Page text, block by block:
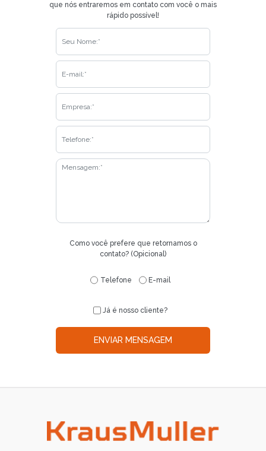
que nós entraremos em contato com você o mais
rápido possível!
Como você prefere que retornamos o
contato? (Opicional)
Telefone E-mail
Já é nosso cliente?
ENVIAR MENSAGEM